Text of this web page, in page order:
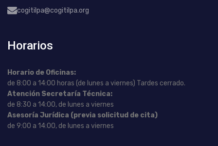
cogitilpa@cogitilpa.org
Horarios
Horario de Oficinas:
de 8:00 a 14:00 horas (de lunes a viernes) Tardes cerrado.
Atención Secretaría Técnica:
de 8:30 a 14:00, de lunes a viernes
Asesoría Jurídica (previa solicitud de cita)
de 9:00 a 14:00, de lunes a viernes